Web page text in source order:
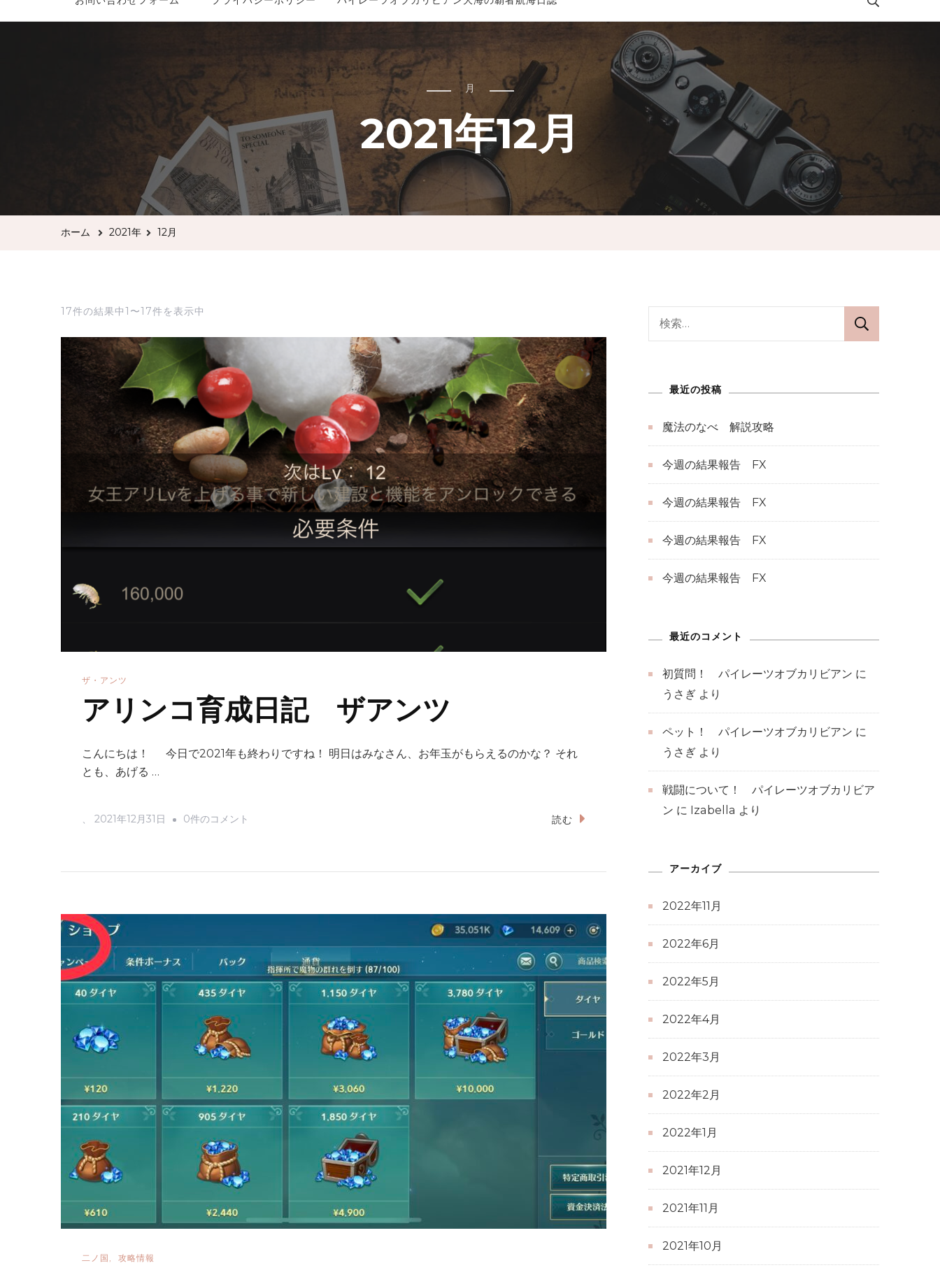
月
2021年12月
ホーム 2021年 12月
17件の結果中1〜17件を表示中
ザ・アンツ
アリンコ育成日記 ザアンツ
こんにちは！ 今日で2021年も終わりですね！ 明日はみなさん、お年玉がもらえるのかな？ それ
とも、あげる …
、 2021年12月31日
ア
記
ザ
ア
0件のコメント 読む
二ノ国 攻略情報
最近の投稿
魔法のなべ 解説攻略
今週の結果報告 FX
今週の結果報告 FX
今週の結果報告 FX
今週の結果報告 FX
最近のコメント
初質問！ パイレーツオブカリビアン に
うさぎ より
ペット！ パイレーツオブカリビアン に
うさぎ より
戦闘について！ パイレーツオブカリビア
ン に Izabella より
アーカイブ
2022年11月
2022年6月
2022年5月
2022年4月
2022年3月
2022年2月
2022年1月
2021年12月
2021年11月
2021年10月